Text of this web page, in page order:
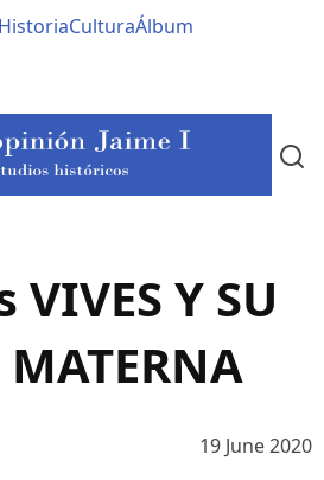
HistoriaCulturaÁlbum
VIVES Y SU
19 June 2020